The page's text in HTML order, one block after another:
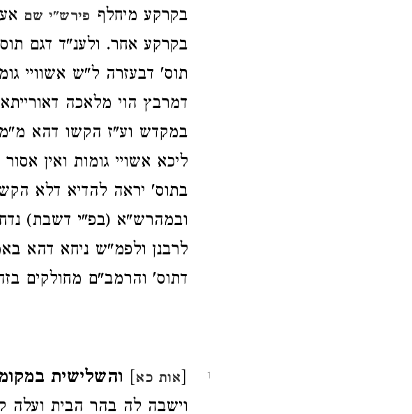
בקרקע מיחלף פירש"י שם
בקרקע אחר. ולענ"ד דגם
תוס' דבעזרה ל"ש אשוויי
דמרבץ הוי מלאכה
במקדש וע"ז הקשו דהא מ"מ
ליכא אשויי גומות ואין
בתוס' יראה להדיא דלא
ובמהרש"א (בפ"י דשבת)
לרבנן ולפמ"ש ניחא דהא
דתוס' והרמב"ם מחולקים
1
[אות כא] והשלישית
וישבה לה בהר הבית ועלה